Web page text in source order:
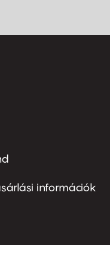
információk